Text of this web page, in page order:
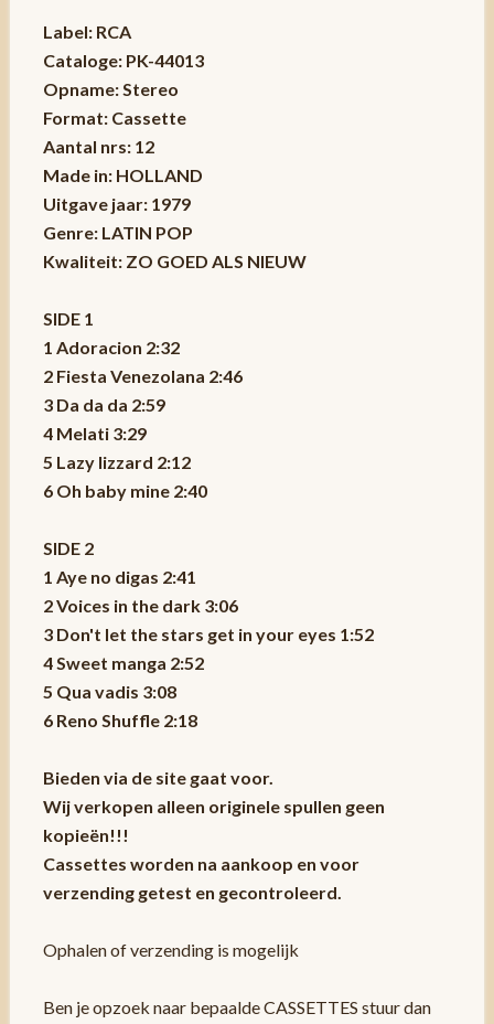
Label: RCA
Cataloge: PK-44013
Opname: Stereo
Format: Cassette
Aantal nrs: 12
Made in: HOLLAND
Uitgave jaar: 1979
Genre: LATIN POP
Kwaliteit: ZO GOED ALS NIEUW
SIDE 1
1 Adoracion 2:32
2 Fiesta Venezolana 2:46
3 Da da da 2:59
4 Melati 3:29
5 Lazy lizzard 2:12
6 Oh baby mine 2:40
SIDE 2
1 Aye no digas 2:41
2 Voices in the dark 3:06
3 Don't let the stars get in your eyes 1:52
4 Sweet manga 2:52
5 Qua vadis 3:08
6 Reno Shuffle 2:18
Bieden via de site gaat voor.
Wij verkopen alleen originele spullen geen
kopieën!!!
Cassettes worden na aankoop en voor
verzending getest en gecontroleerd.
Ophalen of verzending is mogelijk
Ben je opzoek naar bepaalde CASSETTES stuur dan